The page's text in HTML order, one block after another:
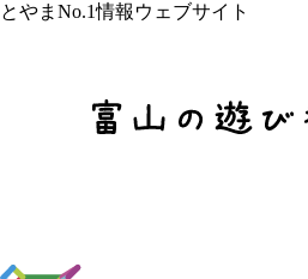
とやまNo.1情報ウェブサイト